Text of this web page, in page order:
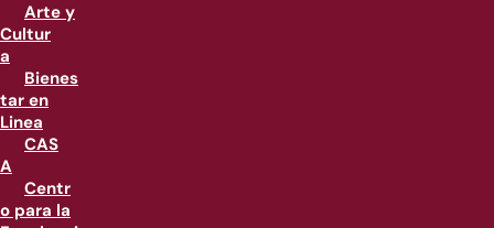
Arte y
Cultur
a
Bienes
tar en
Linea
CAS
A
Centr
o para la